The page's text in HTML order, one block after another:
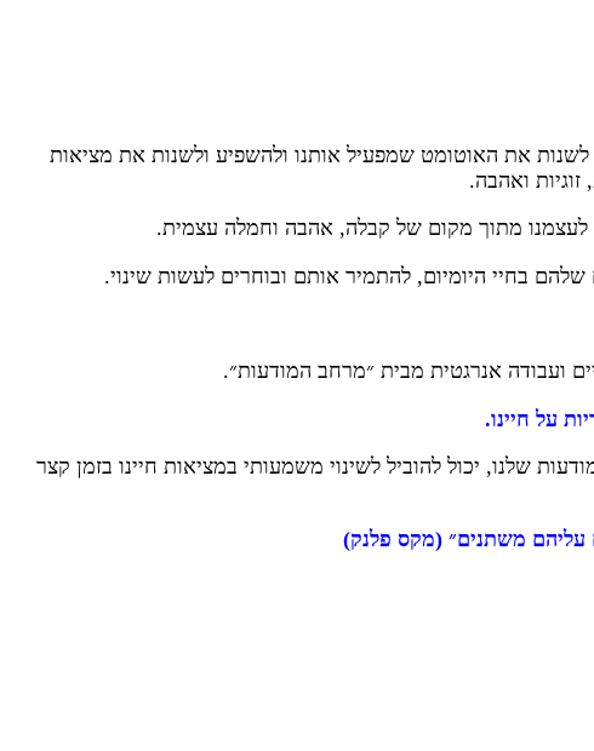
לשנות את האוטומט שמפעיל אותנו ולהשפיע ולשנות את מציאות
ואהבה.
לעצמנו מתוך מקום של קבלה, אהבה וחמלה עצמית.
בחיי היומיום, להתמיר אותם ובוחרים לעשות שינוי.
ועבודה אנרגטית מבית ״מרחב המודעות״.
על חיינו.
שלנו, יכול להוביל לשינוי משמעותי במציאות חיינו בזמן קצר
משתנים״ (מקס פלנק)